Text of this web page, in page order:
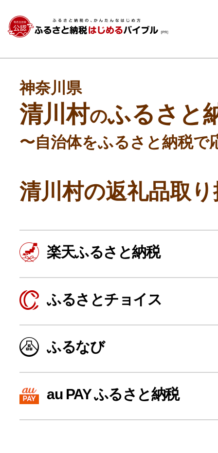
よく見られている返礼品
ふるさと納税徹底比較
神奈川県
清川村のふるさと
〜自治体をふるさと納税で
清川村の返礼品取
楽天ふるさと納税
ふるさとチョイス
ふるなび
au PAY ふるさと納税